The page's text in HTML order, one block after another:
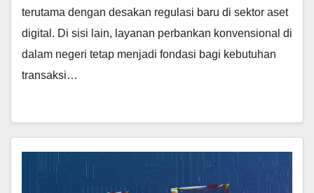
terutama dengan desakan regulasi baru di sektor aset
digital. Di sisi lain, layanan perbankan konvensional di
dalam negeri tetap menjadi fondasi bagi kebutuhan
transaksi…